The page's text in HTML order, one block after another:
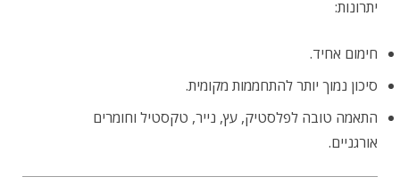
יתרונות:
חימום אחיד.
סיכון נמוך יותר להתחממות מקומית.
התאמה טובה לפלסטיק, עץ, נייר, טקסטיל וחומרים
אורגניים.